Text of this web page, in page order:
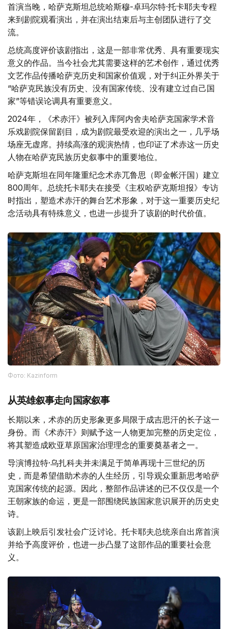
首演当晚，哈萨克斯坦总统哈斯穆-卓玛尔特·托卡耶夫专程
来到剧院观看演出，并在演出结束后与主创团队进行了交
流。
总统高度评价该剧指出，这是一部非常优秀、具有重要现实
意义的作品。当今社会尤其需要这样的艺术创作，通过优秀
文艺作品传播哈萨克历史和国家价值观，对于纠正外界关于
“哈萨克民族没有历史、没有国家传统、没有建立过自己国
家”等错误论调具有重要意义。
2024年，《术赤汗》被列入库阿内舍夫哈萨克国家学术音
乐戏剧院保留剧目，成为剧院最受欢迎的演出之一，几乎场
场座无虚席。持续高涨的观演热情，也印证了术赤这一历史
人物在哈萨克民族历史叙事中的重要地位。
哈萨克斯坦在同年隆重纪念术赤兀鲁思（即金帐汗国）建立
800周年。总统托卡耶夫在接受《主权哈萨克斯坦报》专访
时指出，塑造术赤汗的舞台艺术形象，对于这一重要历史纪
念活动具有特殊意义，也进一步提升了该剧的时代价值。
Фото: Kazinform
从英雄叙事走向国家叙事
长期以来，术赤的历史形象更多局限于成吉思汗的长子这一
身份。而《术赤汗》则赋予这一人物更加完整的历史定位，
将其塑造成欧亚草原国家治理理念的重要奠基者之一。
导演博拉特·乌扎科夫并未满足于简单再现十三世纪的历
史，而是希望借助术赤的人生经历，引导观众重新思考哈萨
克国家传统的起源。因此，整部作品讲述的已不仅仅是一个
王朝家族的命运，更是一部围绕民族国家意识展开的历史史
诗。
该剧上映后引发社会广泛讨论。托卡耶夫总统亲自出席首演
并给予高度评价，也进一步凸显了这部作品的重要社会意
义。